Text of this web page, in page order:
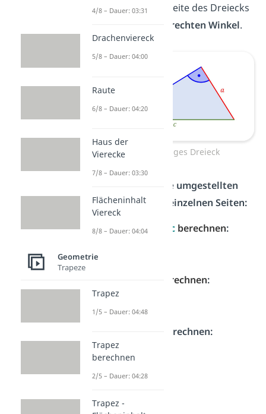
c ist die längste Seite des Dreiecks
rechten Winkel.
rechtwinkliges Dreieck
Hier siehst du die umgestellten
Formelnfür die
einzelnen Seiten:
Hypotenuse
cberechnen:
berechnen:
berechnen:
4/8 – Dauer: 03:31
Drachenviereck
5/8 – Dauer: 04:00
Raute
6/8 – Dauer: 04:20
Haus der
Vierecke
7/8 – Dauer: 03:30
Flächeninhalt
Viereck
8/8 – Dauer: 04:04
Geometrie
Trapeze
Trapez
1/5 – Dauer: 04:48
Trapez
berechnen
2/5 – Dauer: 04:28
Trapez -